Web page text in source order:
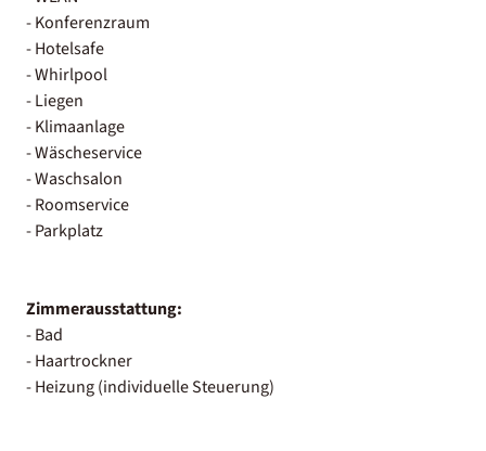
- Konferenzraum
- Hotelsafe
- Whirlpool
- Liegen
- Klimaanlage
- Wäscheservice
- Waschsalon
- Roomservice
- Parkplatz
Zimmerausstattung:
- Bad
- Haartrockner
- Heizung (individuelle Steuerung)